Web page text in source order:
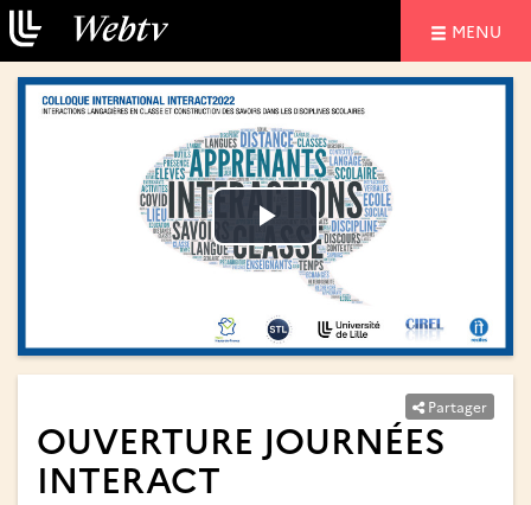
MENU
Lire
vidéo
Lire
vidéo
Partager
OUVERTURE JOURNÉES
INTERACT